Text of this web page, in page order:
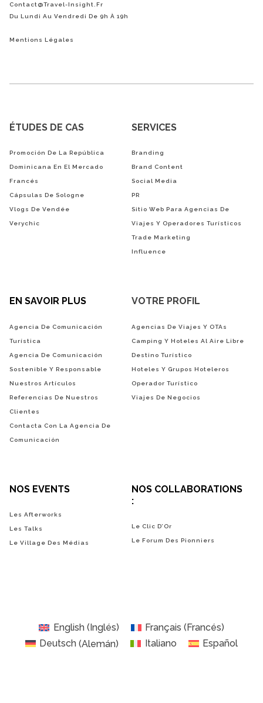
Contact@Travel-Insight.fr
Du Lundi Au Vendredi De 9h À 19h
Mentions Légales
ÉTUDES DE CAS
Promoción De La República
Dominicana En El Mercado
Francés
Cápsulas De Sologne
Vlogs De Vendée
Verychic
SERVICES
Branding
Brand Content
Social Media
PR
Sitio Web Para Agencias De
Viajes Y Operadores Turísticos
Trade Marketing
Influence
EN SAVOIR PLUS
Agencia De Comunicación
Turística
Agencia De Comunicación
Sostenible Y Responsable
Nuestros Artículos
Referencias De Nuestros
Clientes
Contacta Con La Agencia De
Comunicación
VOTRE PROFIL
Agencias De Viajes Y OTAs
Camping Y Hoteles Al Aire Libre
Destino Turístico
Hoteles Y Grupos Hoteleros
Operador Turístico
Viajes De Negocios
NOS EVENTS
Les Afterworks
Les Talks
Le Village Des Médias
NOS COLLABORATIONS
:
Le Clic D’Or
Le Forum Des Pionniers
English(Inglés) Français (Francés)
Deutsch (Alemán) Italiano Español